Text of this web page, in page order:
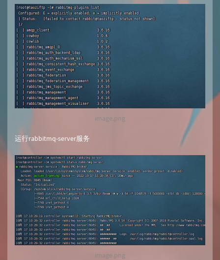
image.png
运行rabbitmq-server服务
image.png